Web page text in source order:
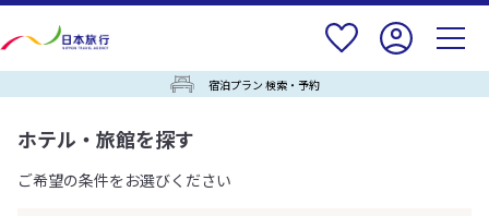
宿泊プラン 検索・予約
ホテル・旅館を探す
ご希望の条件をお選びください